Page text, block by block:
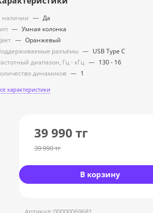
наличии — Да
— Умная колонка
— Оранжевый
разъёмы — USB Type C
диапазон, Гц - кГц — 130 - 16
динамиков — 1
характеристики
39 990 тг
39 990тг
В корзину